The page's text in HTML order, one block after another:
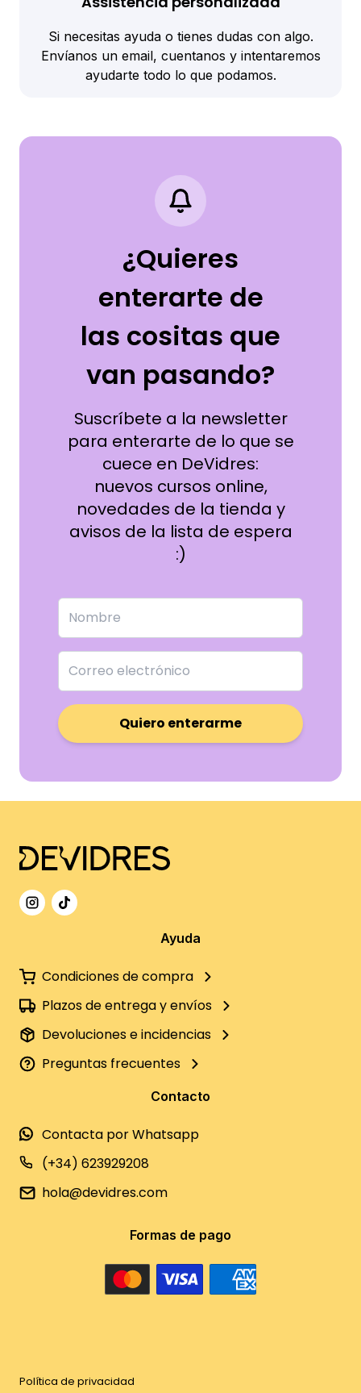
Si necesitas ayuda o tienes dudas con algo.
Envíanos un email, cuentanos y intentaremos
ayudarte todo lo que podamos.
¿Quieres
enterarte de
las cositas que
van pasando?
Suscríbete a la newsletter
para enterarte de lo que se
cuece en DeVidres:
nuevos cursos online,
novedades de la tienda y
avisos de la lista de espera
:)
Quiero enterarme
Ayuda
Condiciones de compra
Plazos de entrega y envíos
Devoluciones e incidencias
Preguntas frecuentes
Contacto
Contacta por Whatsapp
(+34) 623929208
hola@devidres.com
Formas de pago
Política de privacidad